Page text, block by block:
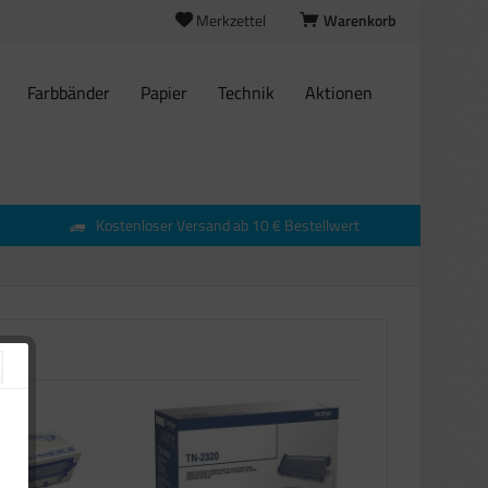
Warenkorb
Merkzettel
Farbbänder Papier Technik Aktionen
Kostenloser Versand ab 10 € Bestellwert